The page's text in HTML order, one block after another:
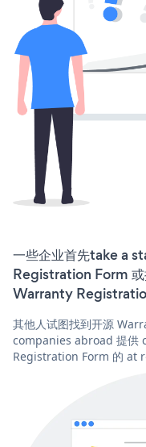
一些企业首先take a
Registration Form
Warranty
其他人试图找到开源
companies abroad 提供
Registration Form 的 at